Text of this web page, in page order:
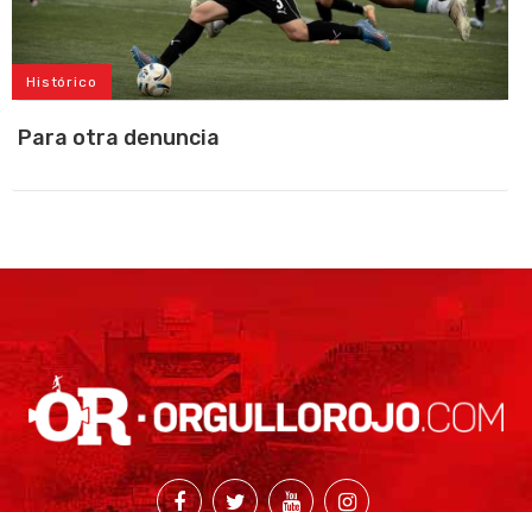
Histórico
Para otra denuncia